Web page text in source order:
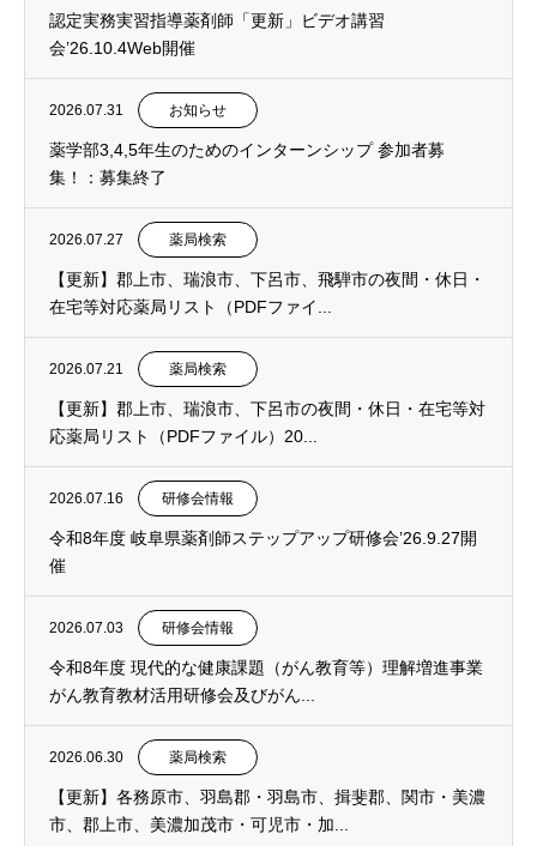
認定実務実習指導薬剤師「更新」ビデオ講習
会’26.10.4Web開催
2026.07.31 お知らせ
薬学部3,4,5年生のためのインターンシップ 参加者募
集！：募集終了
2026.07.27 薬局検索
【更新】郡上市、瑞浪市、下呂市、飛騨市の夜間・休日・
在宅等対応薬局リスト（PDFファイ...
2026.07.21 薬局検索
【更新】郡上市、瑞浪市、下呂市の夜間・休日・在宅等対
応薬局リスト（PDFファイル）20...
2026.07.16 研修会情報
令和8年度 岐阜県薬剤師ステップアップ研修会’26.9.27開
催
2026.07.03 研修会情報
令和8年度 現代的な健康課題（がん教育等）理解増進事業
がん教育教材活用研修会及びがん...
2026.06.30 薬局検索
【更新】各務原市、羽島郡・羽島市、揖斐郡、関市・美濃
市、郡上市、美濃加茂市・可児市・加...